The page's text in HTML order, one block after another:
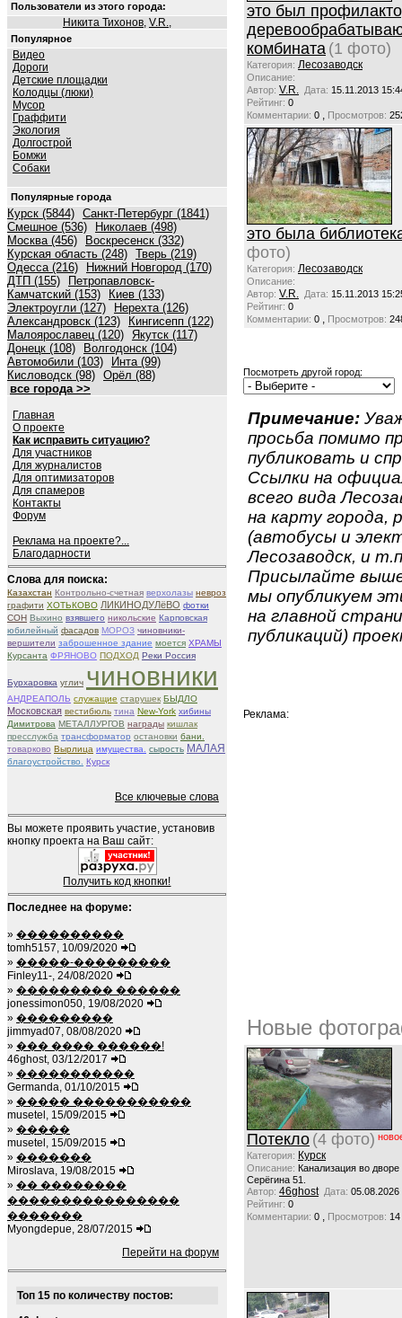
Пользователи из этого города:
Никита Тихонов, V.R.,
Популярное
Видео
Дороги
Детские площадки
Колодцы (люки)
Мусор
Граффити
Экология
Долгострой
Бомжи
Собаки
Популярные города
Курск (5844) Санкт-Петербург (1841)
Смешное (536)
Николаев (498)
Москва (456)
Воскресенск (332)
Курская область (248) Тверь (219)
Одесса (216)
Нижний Новгород (170)
ДТП (155)
Петропавловск-
Камчатский (153)
Киев (133)
Электроугли (127)
Нерехта (126)
Александровск (123)
Кингисепп (122)
Малоярославец (120) Якутск (117)
Донецк (108)
Волгодонск (104)
Автомобили (103)
Инта (99)
Кисловодск (98) Орёл (88)
все города >>
Главная
О проекте
Как исправить ситуацию?
Для участников
Для журналистов
Для оптимизаторов
Для спамеров
Контакты
Форум
Реклама на проекте?...
Благодарности
Слова для поиска:
Казахстан Контрольно-счетная верхолазы невроз
графити ХОТЬКОВО ЛИКИНОДУЛёВО фотки
СОН Выхино взявшего никольские Карповская
юбилейный фасадов МОРОЗ чиновники-
вершители заброшенное здание моется ХРАМЫ
Курсанта ФРЯНОВО ПОДХОД Реки Россия
Бурхаровка углич чиновники
АНДРЕАПОЛЬ служащие старушек БЫДЛО
Московская вестибюль тина New-York хибины
Димитрова МЕТАЛЛУРГОВ награды кишлак
пресслужба трансформатор остановки бани.
товарково Вырлица имущества. сырость МАЛАЯ
благоустройство. Курск
Все ключевые слова
Вы можете проявить участие, установив
кнопку проекта на Ваш сайт:
Получить код кнопки!
Последнее на форуме:
» ����������
tomh5157, 10/09/2020
» �����-���������
Finley11-, 24/08/2020
» ��������� ������
jonessimon050, 19/08/2020
» ���������
jimmyad07, 08/08/2020
» ��� ���� ������!
46ghost, 03/12/2017
» �����������
Germanda, 01/10/2015
» ����� �����������
musetel, 15/09/2015
» �����
musetel, 15/09/2015
» �������
Miroslava, 19/08/2015
» �� ��������
����������������
�������
Myongdepue, 28/07/2015
Перейти на форум
Топ 15 по количеству постов:
это был
комбината (1 фото)
Категория: Лесозаводск
Описание:
Автор: V.R. Дата: 15.11.2013
Рейтинг: 0
Комментарии: 0 , Просмотров:
это была
фото)
Категория: Лесозаводск
Описание:
Автор: V.R. Дата: 15.11.2013
Рейтинг: 0
Комментарии: 0 , Просмотров:
Посмотреть другой город:
Примечание:
просьба помимо
публиковать и
Ссылки на
всего вида
на карту города,
(автобусы и
Лесозаводск, и
Присылайте
мы опубликуем
на главной
публикаций)
Реклама:
Новые
Потекло (4 фото)
Категория: Курск
Описание: Канализация во
Серёгина 51.
Автор: 46ghost Дата: 05.08.2026
Рейтинг: 0
Комментарии: 0 , Просмотров: 14